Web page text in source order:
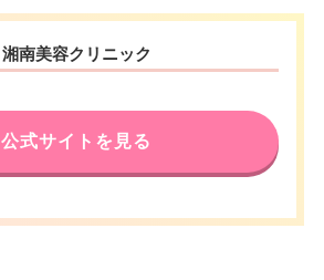
湘南美容クリニック
公式サイトを見る